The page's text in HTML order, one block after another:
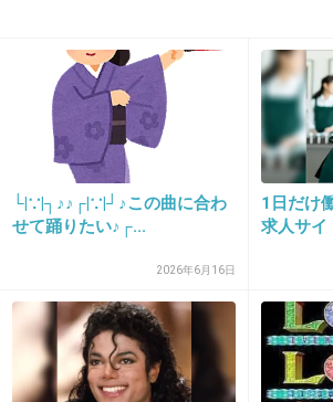
たとえ片方が好きでもいちい
わからない
勝手に思ってればいいじゃん
もしくは仲間内だけでさ
+1215
+43
└⁠|⁠∵⁠|⁠┐⁠♪♪⁠┌⁠|⁠∵⁠|⁠┘⁠♪この曲に合わ
せて踊りたい♪⁠┌⁠...
2026年6月16日
1日だけ
求人サイ